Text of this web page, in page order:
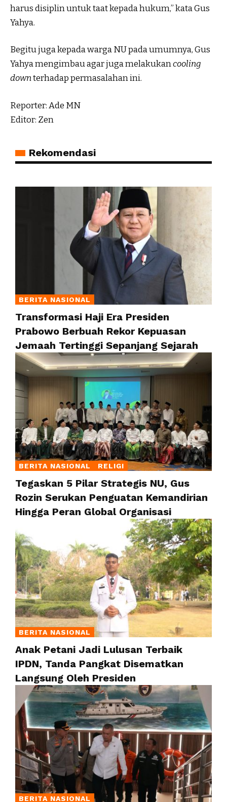
harus disiplin untuk taat kepada hukum,” kata Gus
Yahya.
Begitu juga kepada warga NU pada umumnya, Gus
Yahya mengimbau agar juga melakukancooling
downterhadap permasalahan ini.
Reporter: Ade MN
Editor: Zen
Rekomendasi
BERITA NASIONAL
Transformasi Haji Era Presiden
Prabowo Berbuah Rekor Kepuasan
Jemaah Tertinggi Sepanjang Sejarah
BERITA NASIONAL RELIGI
Tegaskan 5 Pilar Strategis NU, Gus
Rozin Serukan Penguatan Kemandirian
Hingga Peran Global Organisasi
BERITA NASIONAL
Anak Petani Jadi Lulusan Terbaik
IPDN, Tanda Pangkat Disematkan
Langsung Oleh Presiden
BERITA NASIONAL